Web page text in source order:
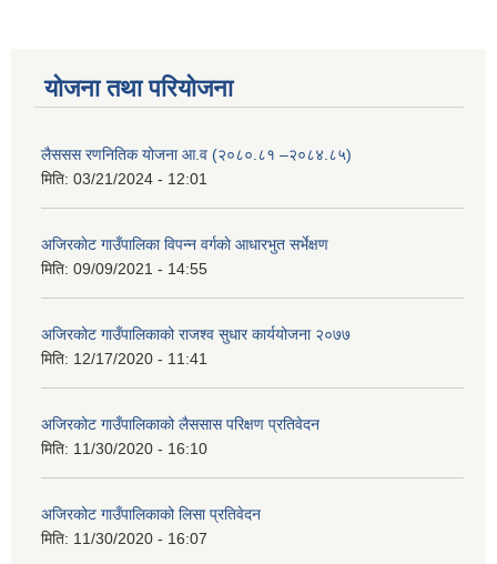
योजना तथा परियोजना
लैससस रणनितिक योजना आ.व (२०८०.८१ –२०८४.८५)
मिति: 03/21/2024 - 12:01
अजिरकाेट गाउँपालिका विपन्न वर्गकाे आधारभुत सर्भेक्षण
मिति: 09/09/2021 - 14:55
अजिरकोट गाउँपालिकाको राजश्व सुधार कार्ययोजना २०७७
मिति: 12/17/2020 - 11:41
अजिरकोट गाउँपालिकाको लैससास परिक्षण प्रतिवेदन
मिति: 11/30/2020 - 16:10
अजिरकोट गाउँपालिकाको लिसा प्रतिवेदन
मिति: 11/30/2020 - 16:07